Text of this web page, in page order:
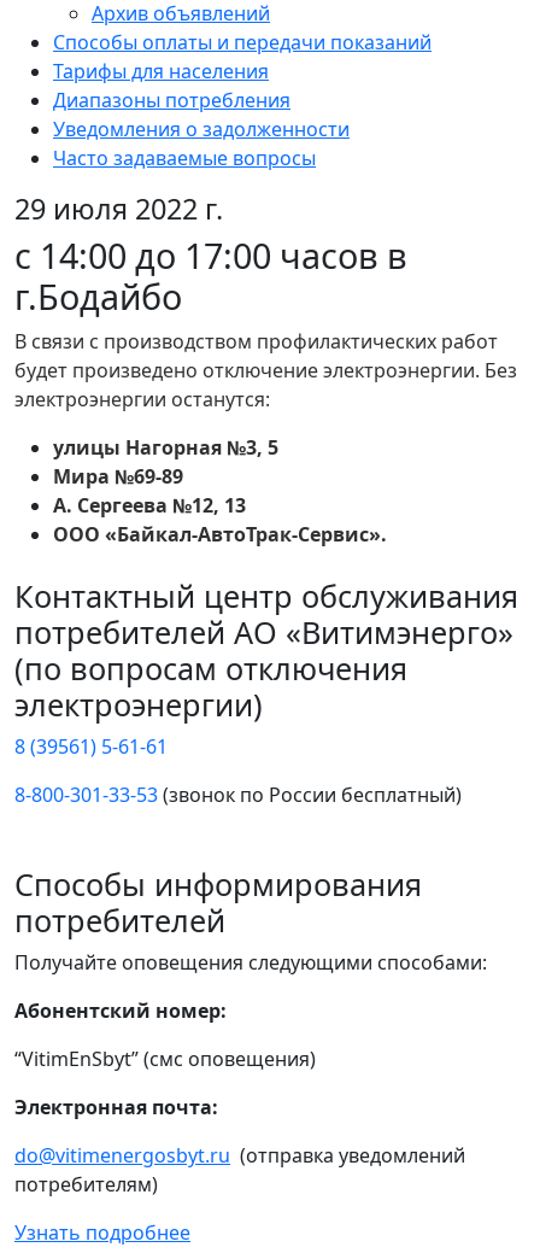
Архив объявлений
Способы оплаты и передачи показаний
Тарифы для населения
Диапазоны потребления
Уведомления о задолженности
Часто задаваемые вопросы
29 июля 2022 г.
с 14:00 до 17:00 часов в
г.Бодайбо
В связи с производством профилактических работ
будет произведено отключение электроэнергии. Без
электроэнергии останутся:
улицы Нагорная №3, 5
Мира №69-89
А. Сергеева №12, 13
ООО «Байкал-АвтоТрак-Сервис».
Контактный центр обслуживания
потребителей АО «Витимэнерго»
(по вопросам отключения
электроэнергии)
8 (39561) 5-61-61
8-800-301-33-53(звонок по России бесплатный)
Способы информирования
потребителей
Получайте оповещения следующими способами:
Абонентский номер:
“VitimEnSbyt” (смс оповещения)
Электронная почта:
do@vitimenergosbyt.ru (отправка уведомлений
потребителям)
Узнать подробнее